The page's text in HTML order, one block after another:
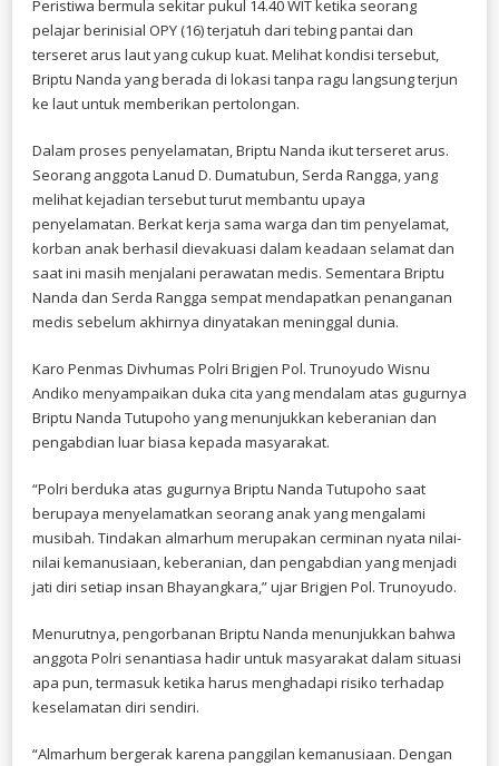
Peristiwa bermula sekitar pukul 14.40 WIT ketika seorang
pelajar berinisial OPY (16) terjatuh dari tebing pantai dan
terseret arus laut yang cukup kuat. Melihat kondisi tersebut,
Briptu Nanda yang berada di lokasi tanpa ragu langsung terjun
ke laut untuk memberikan pertolongan.
Dalam proses penyelamatan, Briptu Nanda ikut terseret arus.
Seorang anggota Lanud D. Dumatubun, Serda Rangga, yang
melihat kejadian tersebut turut membantu upaya
penyelamatan. Berkat kerja sama warga dan tim penyelamat,
korban anak berhasil dievakuasi dalam keadaan selamat dan
saat ini masih menjalani perawatan medis. Sementara Briptu
Nanda dan Serda Rangga sempat mendapatkan penanganan
medis sebelum akhirnya dinyatakan meninggal dunia.
Karo Penmas Divhumas Polri Brigjen Pol. Trunoyudo Wisnu
Andiko menyampaikan duka cita yang mendalam atas gugurnya
Briptu Nanda Tutupoho yang menunjukkan keberanian dan
pengabdian luar biasa kepada masyarakat.
“Polri berduka atas gugurnya Briptu Nanda Tutupoho saat
berupaya menyelamatkan seorang anak yang mengalami
musibah. Tindakan almarhum merupakan cerminan nyata nilai-
nilai kemanusiaan, keberanian, dan pengabdian yang menjadi
jati diri setiap insan Bhayangkara,” ujar Brigjen Pol. Trunoyudo.
Menurutnya, pengorbanan Briptu Nanda menunjukkan bahwa
anggota Polri senantiasa hadir untuk masyarakat dalam situasi
apa pun, termasuk ketika harus menghadapi risiko terhadap
keselamatan diri sendiri.
“Almarhum bergerak karena panggilan kemanusiaan. Dengan